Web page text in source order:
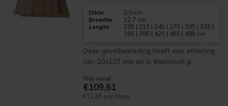
Dikte:
2,0 cm
Breedte:
12.7 cm
Lengte:
185 | 215 | 245 | 275 | 305 | 335 |
365 | 395 | 425 | 455 | 485 cm
Deze gevelbekleding heeft een afmeting
van 20x127 mm en is thermisch g...
Prijs vanaf
€109,61
€11,85 per Meter